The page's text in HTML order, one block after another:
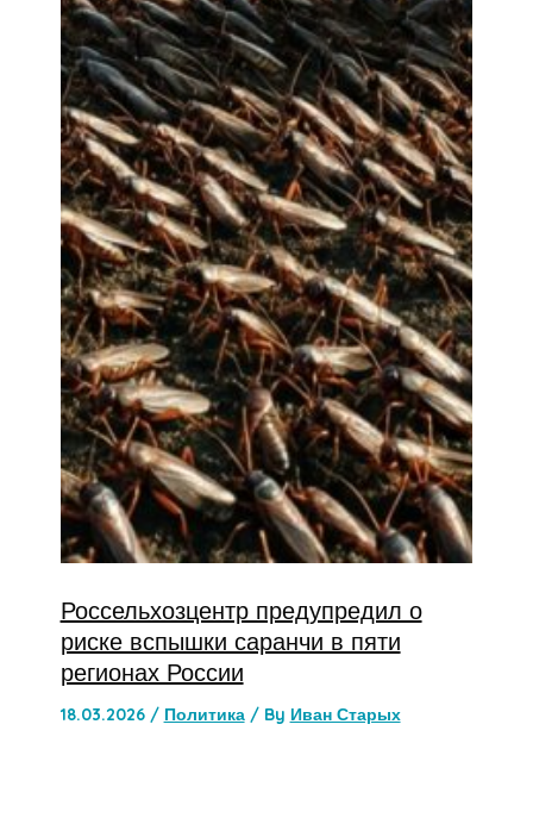
Россельхозцентр предупредил о
риске вспышки саранчи в пяти
регионах России
18.03.2026 / Политика/ By Иван Старых